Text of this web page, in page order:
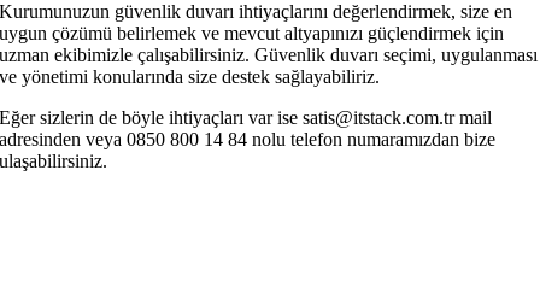
Kurumunuzun güvenlik duvarı ihtiyaçlarını değerlendirmek, size en
uygun çözümü belirlemek ve mevcut altyapınızı güçlendirmek için
uzman ekibimizle çalışabilirsiniz. Güvenlik duvarı seçimi, uygulanması
ve yönetimi konularında size destek sağlayabiliriz.
Eğer sizlerin de böyle ihtiyaçları var ise satis@itstack.com.tr mail
adresinden veya 0850 800 14 84 nolu telefon numaramızdan bize
ulaşabilirsiniz.